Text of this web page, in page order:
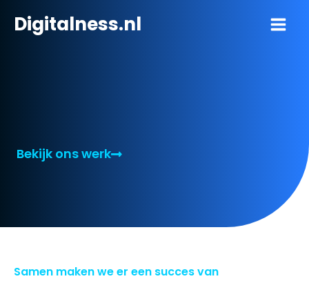
naarDigitalness.nl
Bekijk ons werk
Samen maken we er een succes van